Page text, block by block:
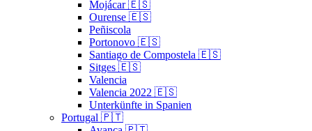
Mojácar 🇪🇸
Ourense 🇪🇸
Peñiscola
Portonovo 🇪🇸
Santiago de Compostela 🇪🇸
Sitges 🇪🇸
Valencia
Valencia 2022 🇪🇸
Unterkünfte in Spanien
Portugal 🇵🇹